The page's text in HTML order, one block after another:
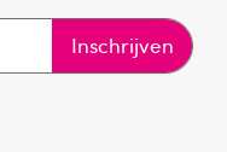
Inschrijven